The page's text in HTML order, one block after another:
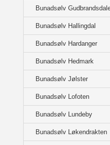
Bunadsølv
Bunadsølv Hallingdal
Bunadsølv Hardanger
Bunadsølv Hedmark
Bunadsølv Jølster
Bunadsølv Lofoten
Bunadsølv Lundeby
Bunadsølv Løkendrakten